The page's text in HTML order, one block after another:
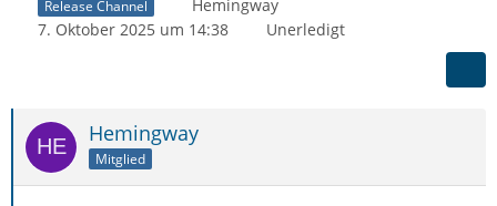
Release Channel
Hemingway
7. Oktober 2025 um 14:38
Unerledigt
Hemingway
Mitglied